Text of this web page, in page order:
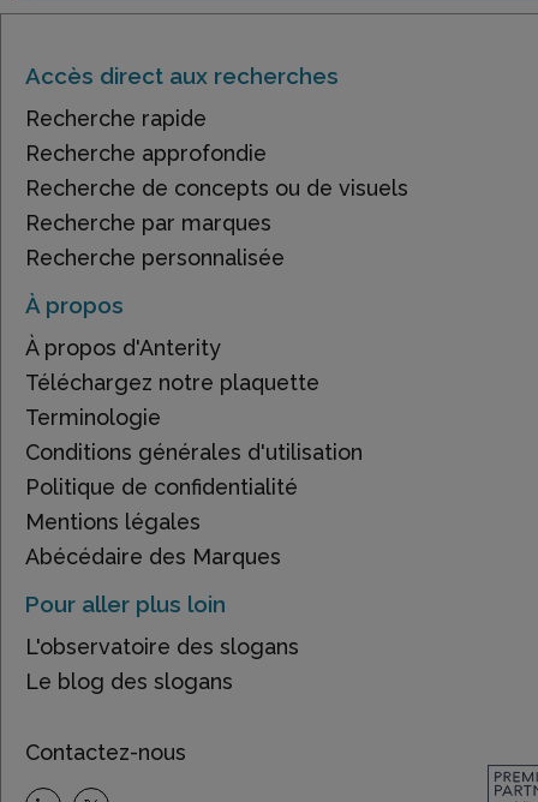
Accès direct aux recherches
Recherche rapide
Recherche approfondie
Recherche de concepts ou de visuels
Recherche par marques
Recherche personnalisée
À propos
À propos d'Anterity
Téléchargez notre plaquette
Terminologie
Conditions générales d'utilisation
Politique de confidentialité
Mentions légales
Abécédaire des Marques
Pour aller plus loin
L'observatoire des slogans
Le blog des slogans
Contactez-nous